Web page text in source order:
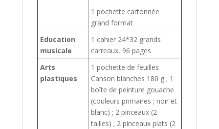
1 pochette cartonnée
grand format
Education
musicale
1 cahier 24*32 grands
carreaux, 96 pages
Arts
plastiques
1 pochette de feuilles
Canson blanches 180 g ; 1
boîte de peinture gouache
(couleurs primaires ; noir et
blanc) ; 2 pinceaux (2
tailles) ; 2 pinceaux plats (2